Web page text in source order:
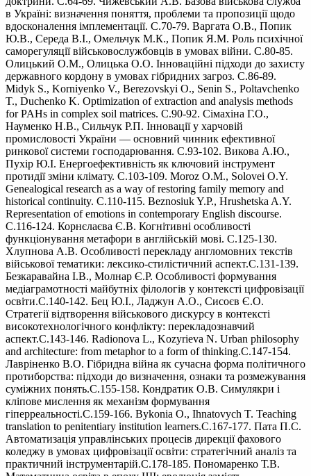
в Україні: визначення поняття, проблеми та пропозиції щодо
вдосконалення імплементації. С.70-79. Варгата О.В., Попик
Ю.В., Середа В.І., Омельчук М.К., Попик Я.М. Роль психічної
саморегуляції військовослужбовців в умовах війни. С.80-85.
Олицький О.М., Олицька О.О. Інноваційні підходи до захисту
державного кордону в умовах гібридних загроз. С.86-89.
Midyk S., Korniyenko V., Berezovskyi O., Senin S., Poltavchenko
T., Duchenko K. Optimization of extraction and analysis methods
for PAHs in complex soil matrices. С.90-92. Сімахіна Г.О.,
Науменко Н.В., Сильчук Р.П. Інновації у харчовій
промисловості України — основний чинник ефективної
ринкової системи господарювання. С.93-102. Викова А.Ю.,
Пухір Ю.І. Енергоефективність як ключовий інструмент
протидії зміни клімату. С.103-109. Moroz O.M., Solovei O.Y.
Genealogical research as a way of restoring family memory and
historical continuity. С.110-115. Beznosiuk Y.P., Hrushetska A.Y.
Representation of emotions in contemporary English discourse.
С.116-124. Корнєлаєва Є.В. Когнітивні особливості
функціонування метафори в англійській мові. С.125-130.
Хлупнова А.В. Особливості перекладу англомовних текстів
військової тематики: лексико-стилістичний аспект.С.131-139.
Безкаравайна І.В., Молнар Є.Р. Особливості формування
медіаграмотності майбутніх філологів у контексті цифровізації
освіти.С.140-142. Бец Ю.І., Ладжун А.О., Сисоєв Є.О.
Стратегії відтворення військового дискурсу в контексті
високотехнологічного конфлікту: перекладознавчий
аспект.С.143-146. Radionova L., Kozyrieva N. Urban philosophy
and architecture: from metaphor to a form of thinking.С.147-154.
Лавріненко В.О. Гібридна війна як сучасна форма політичного
протиборства: підходи до визначення, ознаки та розмежування
суміжних понять.С.155-158. Кондратик О.В. Симулякри і
кліпове мислення як механізм формування
гіперреальності.С.159-166. Bykonia O., Ihnatovych T. Teaching
translation to penitentiary institution learners.С.167-177. Пата П.С.
Автоматизація управлінських процесів дирекції фахового
коледжу в умовах цифровізації освіти: стратегічний аналіз та
практичний інструментарій.С.178-185. Пономаренко Т.В.